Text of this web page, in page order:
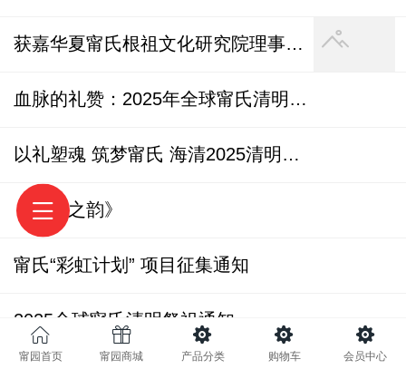
获嘉华夏甯氏根祖文化研究院理事长 甯少可 致感谢信
血脉的礼赞：2025年全球甯氏清明祭祖大典记
以礼塑魂 筑梦甯氏 海清2025清明祝词
《甯酒之韵》
甯氏“彩虹计划” 项目征集通知
2025全球甯氏清明祭祖通知
创新创业与战略系教授、博士生导师、清华大学公司
治理研究中心执行主任。1988年获得清华大学经济管
大学经济管理学院技术经济专业硕士学位、2002年获
宁向东教授在清华大学经济管理学院为EMBA、MBA、
经济学等课程。
宁向东先后入选北京市跨世纪“百人工程”和社会科
家、2004年担任美国麦肯锡公司研究顾问。
访问学者。1995年至1996年为美国伊利诺大学经济系
访问学者、1999年为澳大利亚悉尼大学金融系访问学
甯园首页 甯园商城 产品分类 购物车 会员中心